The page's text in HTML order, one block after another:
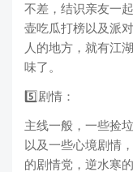
不差，结识亲友一
壶吃瓜打榜以及派
人的地方，就有江
味了。
5️⃣剧情：
主线一般，一些捡
以及一些心境剧情
的剧情党，逆水寒